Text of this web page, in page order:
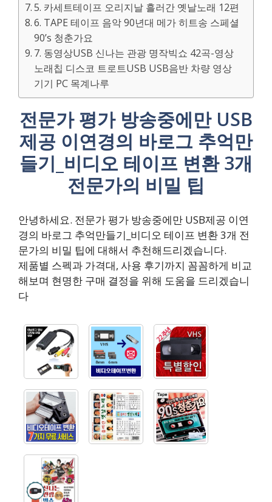
5. 카세트테이프 오리지날 흘러간 옛날노래 12편
6. TAPE 테이프 음악 90년대 메가 히트송 스페셜
90’s 청춘가요
7. 동영상USB 신나는 관광 명작빅쇼 42곡-영상
노래칩 디스코 트로트USB USB음반 차량 영상
기기 PC 목계나루
전문가 평가 방송중에만 USB
제공 이연경의 바로그 추억만
들기_비디오 테이프 변환 3개
전문가의 비밀 팁
안녕하세요. 전문가 평가 방송중에만 USB제공 이연
경의 바로그 추억만들기_비디오 테이프 변환 3개 전
문가의 비밀 팁에 대해서 추천해드리겠습니다.
제품별 스펙과 가격대, 사용 후기까지 꼼꼼하게 비교
해보며 현명한 구매 결정을 위해 도움을 드리겠습니
다